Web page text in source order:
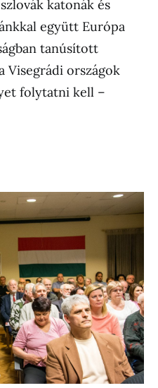
katonák és
együtt Európa
tanúsított
Visegrádi országok
folytatni kell –